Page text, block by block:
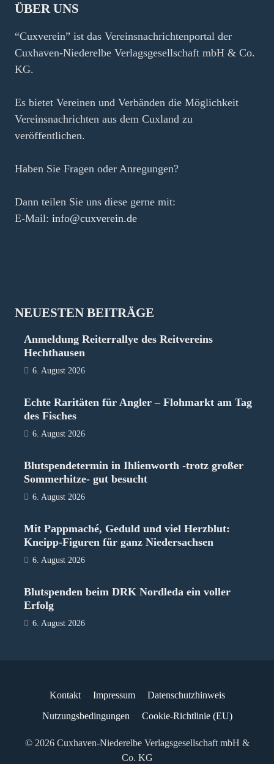
ÜBER UNS
“Cuxverein” ist das Vereinsnachrichtenportal der
Cuxhaven-Niederelbe Verlagsgesellschaft mbH & Co.
KG.
Es bietet Vereinen und Verbänden die Möglichkeit
Vereinsnachrichten aus dem Cuxland zu
veröffentlichen.
Haben Sie Fragen oder Anregungen?
Dann teilen Sie uns diese gerne mit:
E-Mail: info@cuxverein.de
NEUESTEN BEITRÄGE
Anmeldung Reiterrallye des Reitvereins
Hechthausen
6. August 2026
Echte Raritäten für Angler – Flohmarkt am Tag
des Fisches
6. August 2026
Blutspendetermin in Ihlienworth -trotz großer
Sommerhitze- gut besucht
6. August 2026
Mit Pappmaché, Geduld und viel Herzblut:
Kneipp-Figuren für ganz Niedersachsen
6. August 2026
Blutspenden beim DRK Nordleda ein voller
Erfolg
6. August 2026
Kontakt Impressum
Datenschutzhinweis
Nutzungsbedingungen
Cookie-Richtlinie (EU)
© 2026 Cuxhaven-Niederelbe Verlagsgesellschaft mbH &
Co. KG